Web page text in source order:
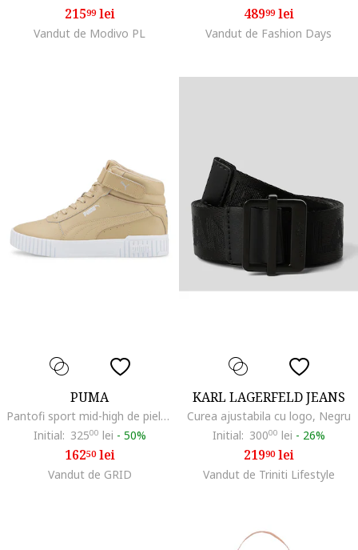
21599lei
Vandut de Modivo PL
48999lei
Vandut de Fashion Days
PUMA
Pantofi sport mid-high de piele si piele ecologica Carina 2.0, Bej
Initial: 32500 lei - 50%
16250lei
Vandut de GRID
KARL LAGERFELD JEANS
Curea ajustabila cu logo, Negru
Initial: 30000 lei - 26%
21990lei
Vandut de Triniti Lifestyle